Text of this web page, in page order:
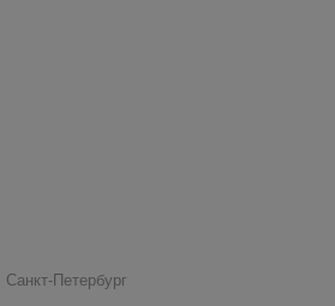
Санкт-Петербург